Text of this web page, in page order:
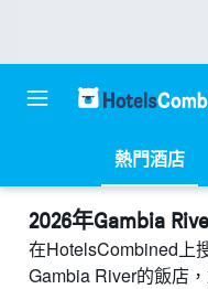
熱門酒店
2026年Gambia
在HotelsCombined上
Gambia River的飯店